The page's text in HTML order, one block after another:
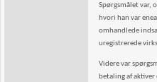
Spørgsmålet var,
hvori han var
omhandlede
uregistrerede
Videre var
betaling af